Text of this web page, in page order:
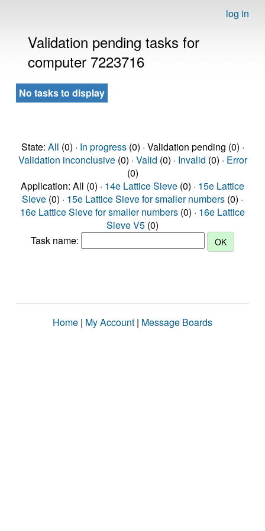
log in
Validation pending tasks for
computer 7223716
No tasks to display
State: All (0) · In progress(0) · Validation pending (0) ·
Validation inconclusive(0) · Valid (0) · Invalid (0) · Error
(0)
Application: All (0) · 14e Lattice Sieve (0) · 15e Lattice
Sieve (0) · 15e Lattice Sieve for smaller numbers (0) ·
16e Lattice Sieve for smaller numbers (0) · 16e Lattice
Sieve V5 (0)
Task name:
Home | My Account | Message Boards